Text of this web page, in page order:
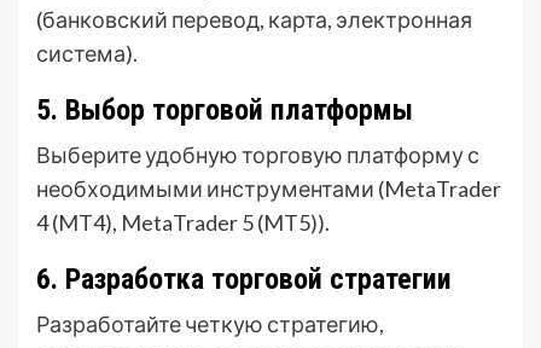
(банковский перевод, карта, электронная
система).
5. Выбор торговой платформы
Выберите удобную торговую платформу с
необходимыми инструментами (MetaTrader
4 (MT4), MetaTrader 5 (MT5)).
6. Разработка торговой стратегии
Разработайте четкую стратегию,